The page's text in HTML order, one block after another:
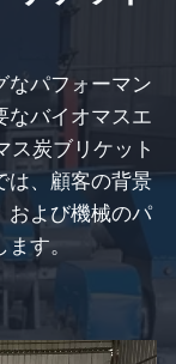
なパフォーマン
なバイオマスエ
ス炭ブリケット
は、顧客の背景
および機械のパ
す。